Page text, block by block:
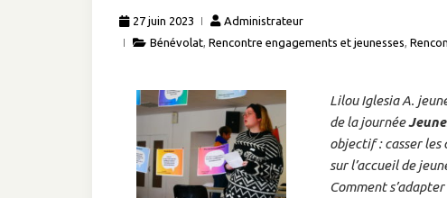
27 juin 2023
Administrateur
Bénévolat, Rencontre engagements et jeunesses,
Lilou Iglesia A.
de la journée
objectif : casser
sur l’accueil de
Comment